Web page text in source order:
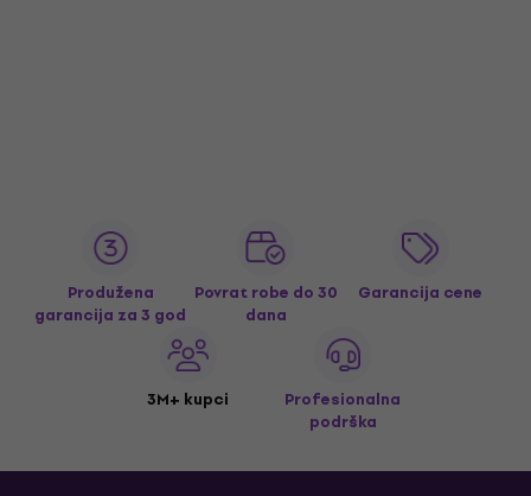
Produžena
garancija za 3 god
Povrat robe do 30
dana
Garancija cene
3M+ kupci
Profesionalna
podrška